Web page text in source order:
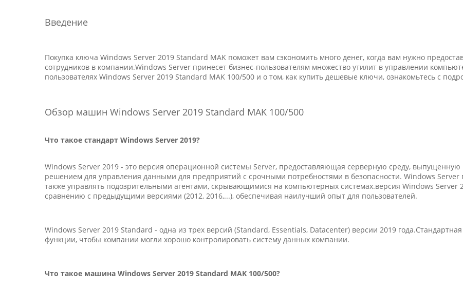
Введение
Покупка ключа Windows Server 2019 Standard MAK поможет вам сэкономить много денег, когда вам нужно
сотрудников в компании.Windows Server принесет бизнес-пользователям множество утилит в управлении
пользователях Windows Server 2019 Standard MAK 100/500 и о том, как купить дешевые ключи, ознакомьтесь с
Обзор машин Windows Server 2019 Standard MAK 100/500
Что такое стандарт Windows Server 2019?
Windows Server 2019 - это версия операционной системы Server, предоставляющая серверную среду,
решением для управления данными для предприятий с срочными потребностями в безопасности. Windows Server
также управлять подозрительными агентами, скрывающимися на компьютерных системах.версия Windows Server
сравнению с предыдущими версиями (2012, 2016,...), обеспечивая наилучший опыт для пользователей.
Windows Server 2019 Standard - одна из трех версий (Standard, Essentials, Datacenter) версии 2019
функции, чтобы компании могли хорошо контролировать систему данных компании.
Что такое машина Windows Server 2019 Standard MAK 100/500?